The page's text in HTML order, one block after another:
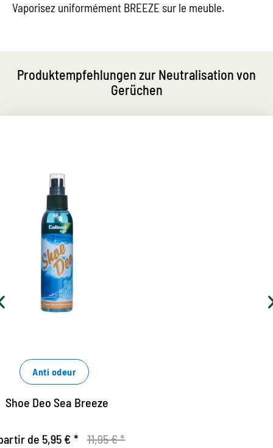
Vaporisez uniformément BREEZE sur le meuble.
Produktempfehlungen zur Neutralisation von
Gerüchen
Désode fraîche pour chaussures
Élimine les odeurs désagréables
Encourage les ingrédients naturels pour la fraîcheur
dans la chaussure
Active Shoe Deo
À partir de 11,95 € *